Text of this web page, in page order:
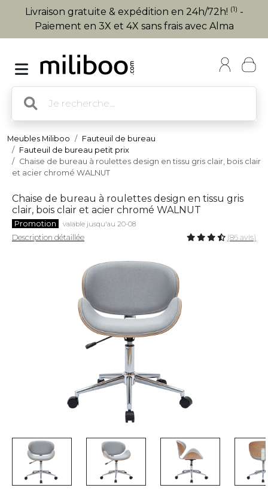
Livraison gratuite & expédition en 24h/72h! (1) -
Paiement en 3X et 4X sans frais avec Alma
Meubles Miliboo
Fauteuil de bureau
Fauteuil de bureau petit prix
Chaise de bureau à roulettes design en tissu gris clair, bois clair
et acier chromé WALNUT
Chaise de bureau à roulettes design en tissu gris
clair, bois clair et acier chromé WALNUT
Promotion valable jusqu'au 20-08
Description détaillée (86 avis)